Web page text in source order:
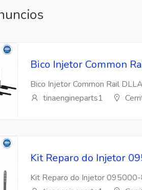
Bico Injetor Common
Bico Injetor Common Rail
tinaengineparts1
Kit Reparo do Injetor
Kit Reparo do Injetor